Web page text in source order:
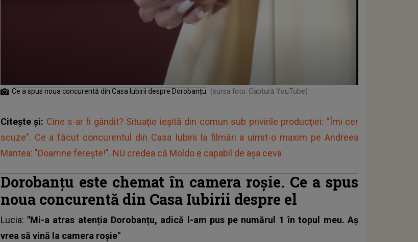
Ce a spus noua concurentă din Casa Iubirii despre Dorobanțu (sursa foto: Captură YouTube)
Citește și: Cine s-ar fi gândit? Situație ieșită din comun sub privirile producției: "Îmi cer
scuze". Ce a făcut concurentul din Casa Iubirii la filmări a uimit-o maxim pe Andreea
Mantea: "Doamne ferește!". NU credea că Moldo e capabil de așa ceva
Dorobanțu este chemat în camera roșie. Ce a spus
noua concurentă din Casa Iubirii despre el
Lucia: "Mi-a atras atenția Dorobanțu, adică l-am pus pe numărul 1 în topul meu. Aș
vrea să vină la camera roșie"